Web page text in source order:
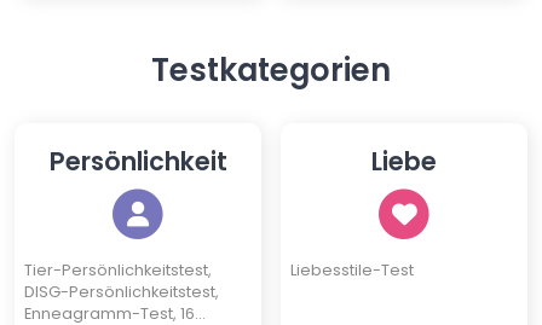
Testkategorien
Persönlichkeit
Tier-Persönlichkeitstest,
DISG-Persönlichkeitstest,
Enneagramm-Test, 16
Liebe
Liebesstile-Test